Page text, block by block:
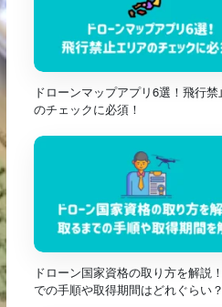
ドローンマップアプリ6選！飛行
のチェックに必須！
ドローン国家資格の取り方を解説
での手順や取得期間はどれぐらい？